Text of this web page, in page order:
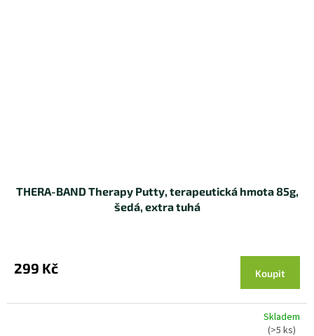
THERA-BAND Therapy Putty, terapeutická hmota 85g,
šedá, extra tuhá
299 Kč Koupit
Skladem
(>5 ks)